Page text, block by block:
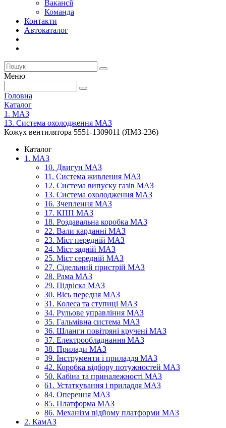
Вакансії
Команда
Контакти
Автокаталог
Меню
Головна
Каталог
1. МАЗ
13. Система охолодження МАЗ
Кожух вентилятора 5551-1309011 (ЯМЗ-236)
Каталог
1. МАЗ
10. Двигун МАЗ
11. Система живлення МАЗ
12. Система випуску газів МАЗ
13. Система охолодження МАЗ
16. Зчеплення МАЗ
17. КПП МАЗ
18. Роздавальна коробка МАЗ
22. Вали карданні МАЗ
23. Міст передній МАЗ
24. Міст задній МАЗ
25. Міст середній МАЗ
27. Сідельний пристрій МАЗ
28. Рама МАЗ
29. Підвіска МАЗ
30. Вісь передня МАЗ
31. Колеса та ступиці МАЗ
34. Рульове управління МАЗ
35. Гальмівна система МАЗ
36. Шланги повітряні кручені МАЗ
37. Електрообладнання МАЗ
38. Прилади МАЗ
39. Інструменти і приладдя МАЗ
42. Коробка відбору потужностей МАЗ
50. Кабіна та приналежності МАЗ
61. Устаткування і приладдя МАЗ
84. Оперення МАЗ
85. Платформа МАЗ
86. Механізм підйому платформи МАЗ
2. КамАЗ